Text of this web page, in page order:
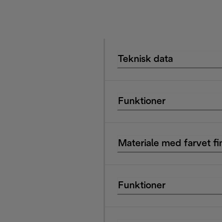
Teknisk data
Funktioner
Materiale med farvet
Funktioner